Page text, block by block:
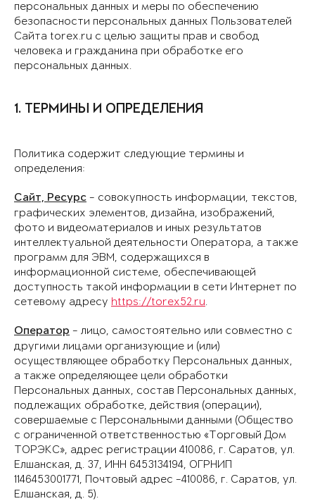
персональных данных и меры по обеспечению
безопасности персональных данных Пользователей
Сайта torex.ru с целью защиты прав и свобод
человека и гражданина при обработке его
персональных данных.
1. ТЕРМИНЫ И ОПРЕДЕЛЕНИЯ
Политика содержит следующие термины и
определения:
Сайт, Ресурс - совокупность информации, текстов,
графических элементов, дизайна, изображений,
фото и видеоматериалов и иных результатов
интеллектуальной деятельности Оператора, а также
программ для ЭВМ, содержащихся в
информационной системе, обеспечивающей
доступность такой информации в сети Интернет по
сетевому адресу https://torex52.ru.
Оператор - лицо, самостоятельно или совместно с
другими лицами организующие и (или)
осуществляющее обработку Персональных данных,
а также определяющее цели обработки
Персональных данных, состав Персональных данных,
подлежащих обработке, действия (операции),
совершаемые с Персональными данными (Общество
с ограниченной ответственностью «Торговый Дом
ТОРЭКС», адрес регистрации 410086, г. Саратов, ул.
Елшанская, д. 37, ИНН 6453134194, ОГРНИП
1146453001771, Почтовый адрес -410086, г. Саратов, ул.
Елшанская, д. 5).